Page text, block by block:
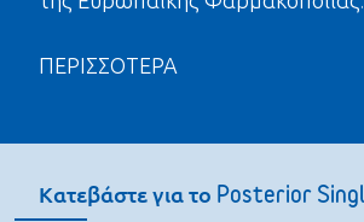
ΠΕΡΙΣΣΟΤΕΡΑ
Κατεβάστε για το Posterior